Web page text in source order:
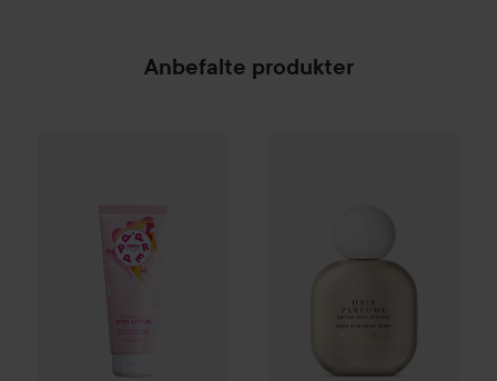
Anbefalte produkter